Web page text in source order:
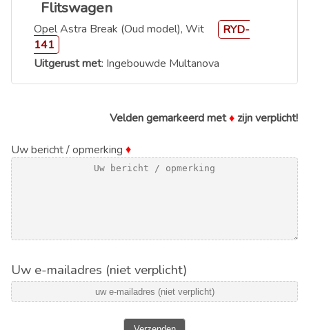
Flitswagen
Opel Astra Break (Oud model), Wit
RYD-
141
Uitgerust met: Ingebouwde Multanova
Velden gemarkeerd met♦ zijn verplicht!
Uw bericht / opmerking ♦
Uw e-mailadres (niet verplicht)